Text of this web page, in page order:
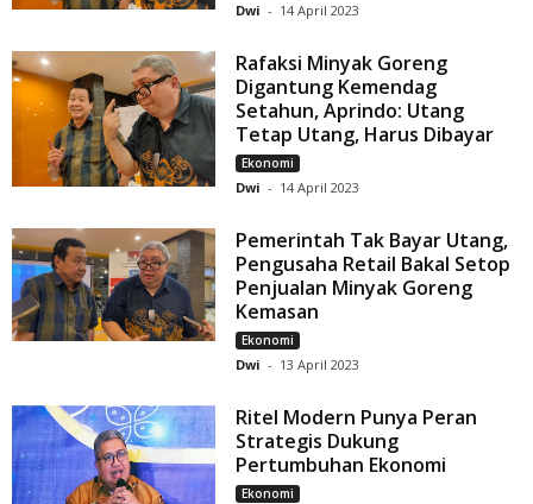
Dwi - 14 April 2023
Rafaksi Minyak Goreng
Digantung Kemendag
Setahun, Aprindo: Utang
Tetap Utang, Harus Dibayar
Ekonomi
Dwi - 14 April 2023
Pemerintah Tak Bayar Utang,
Pengusaha Retail Bakal Setop
Penjualan Minyak Goreng
Kemasan
Ekonomi
Dwi - 13 April 2023
Ritel Modern Punya Peran
Strategis Dukung
Pertumbuhan Ekonomi
Ekonomi